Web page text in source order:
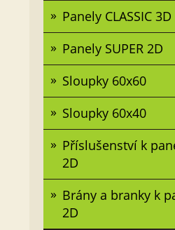
Panely CLASSIC 3D
Panely SUPER 2D
Sloupky 60x60
Sloupky 60x40
Příslušenství k
2D
Brány a branky k
2D